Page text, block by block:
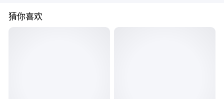
猜你喜欢